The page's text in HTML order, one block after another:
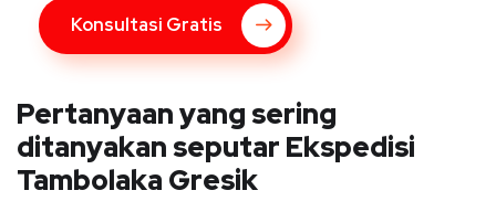
Konsultasi Gratis
Pertanyaan yang sering
ditanyakan seputar Ekspedisi
Tambolaka Gresik